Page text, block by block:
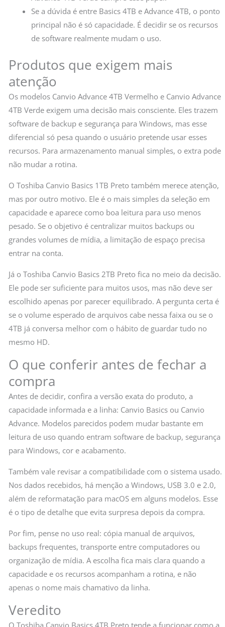
Se a dúvida é entre Basics 4TB e Advance 4TB, o ponto
principal não é só capacidade. É decidir se os recursos
de software realmente mudam o uso.
Produtos que exigem mais
atenção
Os modelos Canvio Advance 4TB Vermelho e Canvio Advance
4TB Verde exigem uma decisão mais consciente. Eles trazem
software de backup e segurança para Windows, mas esse
diferencial só pesa quando o usuário pretende usar esses
recursos. Para armazenamento manual simples, o extra pode
não mudar a rotina.
O Toshiba Canvio Basics 1TB Preto também merece atenção,
mas por outro motivo. Ele é o mais simples da seleção em
capacidade e aparece como boa leitura para uso menos
pesado. Se o objetivo é centralizar muitos backups ou
grandes volumes de mídia, a limitação de espaço precisa
entrar na conta.
Já o Toshiba Canvio Basics 2TB Preto fica no meio da decisão.
Ele pode ser suficiente para muitos usos, mas não deve ser
escolhido apenas por parecer equilibrado. A pergunta certa é
se o volume esperado de arquivos cabe nessa faixa ou se o
4TB já conversa melhor com o hábito de guardar tudo no
mesmo HD.
O que conferir antes de fechar a
compra
Antes de decidir, confira a versão exata do produto, a
capacidade informada e a linha: Canvio Basics ou Canvio
Advance. Modelos parecidos podem mudar bastante em
leitura de uso quando entram software de backup, segurança
para Windows, cor e acabamento.
Também vale revisar a compatibilidade com o sistema usado.
Nos dados recebidos, há menção a Windows, USB 3.0 e 2.0,
além de reformatação para macOS em alguns modelos. Esse
é o tipo de detalhe que evita surpresa depois da compra.
Por fim, pense no uso real: cópia manual de arquivos,
backups frequentes, transporte entre computadores ou
organização de mídia. A escolha fica mais clara quando a
capacidade e os recursos acompanham a rotina, e não
apenas o nome mais chamativo da linha.
Veredito
O Toshiba Canvio Basics 4TB Preto tende a funcionar como a